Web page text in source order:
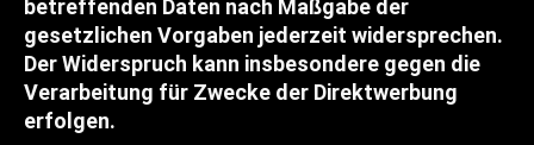
betreffenden Daten nach Maßgabe der
gesetzlichen Vorgaben jederzeit widersprechen.
Der Widerspruch kann insbesondere gegen die
Verarbeitung für Zwecke der Direktwerbung
erfolgen.